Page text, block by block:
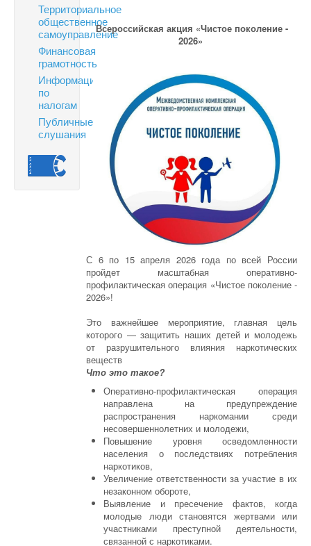
Территориальное
общественное
самоуправление
Финансовая
грамотность
Информация
по
налогам
Публичные
слушания
Всероссийская акция «Чистое поколение -
2026»
С 6 по 15 апреля 2026 года по всей России
пройдет масштабная оперативно-
профилактическая операция «Чистое поколение -
2026»!
Это важнейшее мероприятие, главная цель
которого — защитить наших детей и молодежь
от разрушительного влияния наркотических
веществ
Что это такое?
Оперативно-профилактическая операция
направлена на предупреждение
распространения наркомании среди
несовершеннолетних и молодежи,
Повышение уровня осведомленности
населения о последствиях потребления
наркотиков,
Увеличение ответственности за участие в их
незаконном обороте,
Выявление и пресечение фактов, когда
молодые люди становятся жертвами или
участниками преступной деятельности,
связанной с наркотиками.